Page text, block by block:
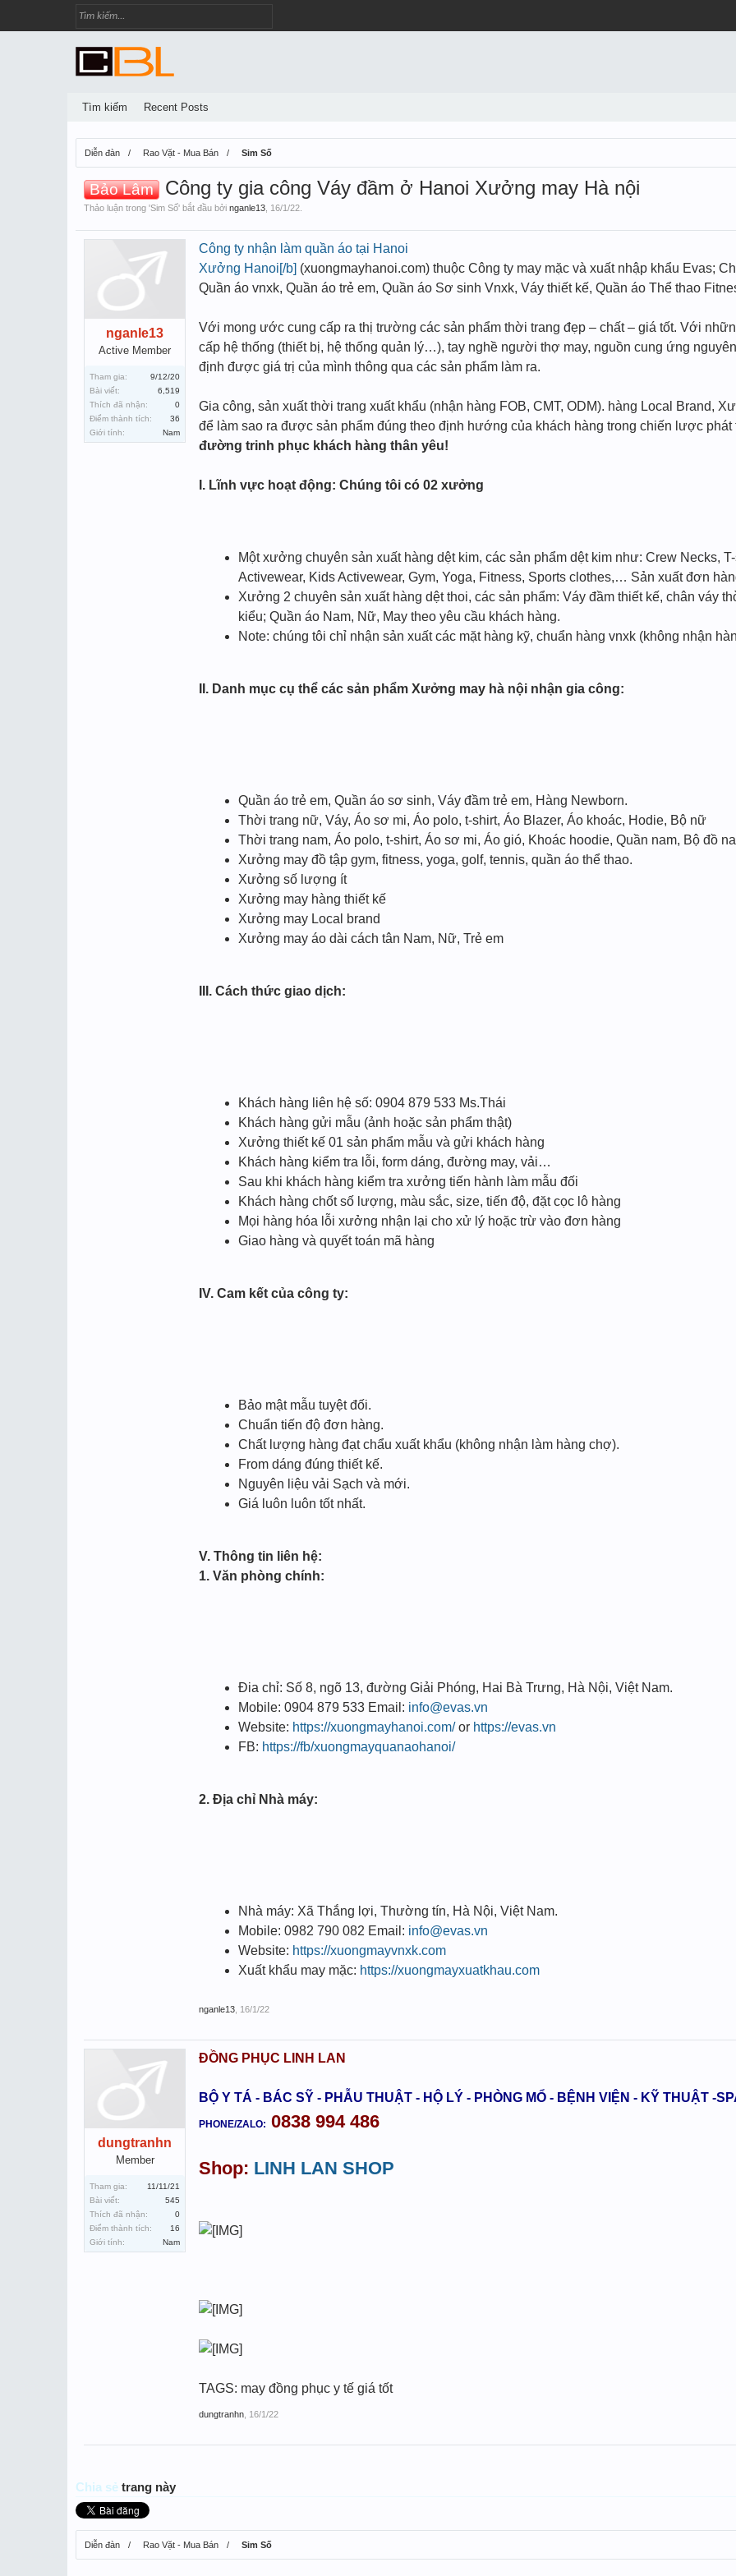
Diễn đàn Rao Vặt - Mua Bán Sim Số
Bảo Lâm Công ty gia công Váy đầm ở Hanoi Xưởng may Hà nội
Thảo luận trong 'Sim Số' bắt đầu bởi nganle13 16/1/22
nganle13
Active Member
Tham gia:
9/12/20
Bài viết:
6,519
Thích đã nhận:
0
Điểm thành tích:
36
Giới tính:
Nam
Công ty nhận làm quần áo tại Hanoi
Xưởng Hanoi[/b] (xuongmayhanoi.com) thuộc Công ty may mặc và xuất nhập khẩu Evas;
Quần áo vnxk, Quần áo trẻ em, Quần áo Sơ sinh Vnxk, Váy thiết kế, Quần áo Thể thao
Với mong ước cung cấp ra thị trường các sản phẩm thời trang đẹp – chất – giá tốt. Với
cấp hệ thống (thiết bị, hệ thống quản lý…), tay nghề người thợ may, nguồn cung ứng
định được giá trị của mình thông qua các sản phẩm làm ra.
Gia công, sản xuất thời trang xuất khẩu (nhận hàng FOB, CMT, ODM). hàng Local Brand,
để làm sao ra được sản phẩm đúng theo định hướng của khách hàng trong chiến lược
đường trinh phục khách hàng thân yêu!
I. Lĩnh vực hoạt động: Chúng tôi có 02 xưởng
Một xưởng chuyên sản xuất hàng dệt kim, các sản phẩm dệt kim như: Crew Necks,
Activewear, Kids Activewear, Gym, Yoga, Fitness, Sports clothes,… Sản xuất đơn
Xưởng 2 chuyên sản xuất hàng dệt thoi, các sản phẩm: Váy đầm thiết kế, chân váy
kiểu; Quần áo Nam, Nữ, May theo yêu cầu khách hàng.
Note: chúng tôi chỉ nhận sản xuất các mặt hàng kỹ, chuẩn hàng vnxk (không nhận
II. Danh mục cụ thể các sản phẩm Xưởng may hà nội nhận gia công:
Quần áo trẻ em, Quần áo sơ sinh, Váy đầm trẻ em, Hàng Newborn.
Thời trang nữ, Váy, Áo sơ mi, Áo polo, t-shirt, Áo Blazer, Áo khoác, Hodie, Bộ nữ
Thời trang nam, Áo polo, t-shirt, Áo sơ mi, Áo gió, Khoác hoodie, Quần nam, Bộ đồ
Xưởng may đồ tập gym, fitness, yoga, golf, tennis, quần áo thể thao.
Xưởng số lượng ít
Xưởng may hàng thiết kế
Xưởng may Local brand
Xưởng may áo dài cách tân Nam, Nữ, Trẻ em
III. Cách thức giao dịch:
Khách hàng liên hệ số: 0904 879 533 Ms.Thái
Khách hàng gửi mẫu (ảnh hoặc sản phẩm thật)
Xưởng thiết kế 01 sản phẩm mẫu và gửi khách hàng
Khách hàng kiểm tra lỗi, form dáng, đường may, vải…
Sau khi khách hàng kiểm tra xưởng tiến hành làm mẫu đối
Khách hàng chốt số lượng, màu sắc, size, tiến độ, đặt cọc lô hàng
Mọi hàng hóa lỗi xưởng nhận lại cho xử lý hoặc trừ vào đơn hàng
Giao hàng và quyết toán mã hàng
IV. Cam kết của công ty:
Bảo mật mẫu tuyệt đối.
Chuẩn tiến độ đơn hàng.
Chất lượng hàng đạt chẩu xuất khẩu (không nhận làm hàng chợ).
From dáng đúng thiết kế.
Nguyên liệu vải Sạch và mới.
Giá luôn luôn tốt nhất.
V. Thông tin liên hệ:
1. Văn phòng chính:
Đia chỉ: Số 8, ngõ 13, đường Giải Phóng, Hai Bà Trưng, Hà Nội, Việt Nam.
Mobile: 0904 879 533 Email: info@evas.vn
Website: https://xuongmayhanoi.com/or https://evas.vn
FB: https://fb/xuongmayquanaohanoi/
2. Địa chỉ Nhà máy:
Nhà máy: Xã Thắng lợi, Thường tín, Hà Nội, Việt Nam.
Mobile: 0982 790 082 Email: info@evas.vn
Website: https://xuongmayvnxk.com
Xuất khẩu may mặc: https://xuongmayxuatkhau.com
nganle13 16/1/22
dungtranhn
Member
Tham gia:
11/11/21
Bài viết:
545
Thích đã nhận:
0
Điểm thành tích:
16
Giới tính:
Nam
ĐỒNG PHỤC LINH LAN
BỘ Y TÁ - BÁC SỸ - PHẪU THUẬT - HỘ LÝ - PHÒNG MỔ - BỆNH VIỆN - KỸ THUẬT -
PHONE/ZALO: 0838 994 486
Shop: LINH LAN SHOP
TAGS: may đồng phục y tế giá tốt
dungtranhn 16/1/22
Chia sẻ trang này
Diễn đàn Rao Vặt - Mua Bán Sim Số
Tìm kiếm Recent Posts